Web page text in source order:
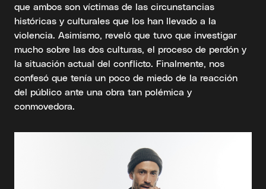
que ambos son víctimas de las circunstancias
históricas y culturales que los han llevado a la
violencia. Asimismo, reveló que tuvo que investigar
mucho sobre las dos culturas, el proceso de perdón y
la situación actual del conflicto. Finalmente, nos
confesó que tenía un poco de miedo de la reacción
del público ante una obra tan polémica y
conmovedora.